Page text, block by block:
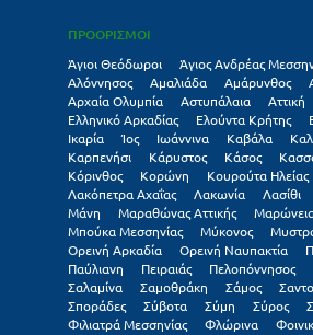
ΠΡΟΟΡΙΣΜΟΙ
Άγιοι Θεόδωροι Άγιος Ανδρέας
Αλόννησος
Αμαλιάδα Αμάρυνθος
Αρχαία Ολυμπία
Αστυπάλαια Αττική
Ελληνικό Αρκαδίας
Ελούντα Κρήτης
Ικαρία
Ίος Ιωάννινα Καβάλα
Καρπενήσι
Κάρυστος Κάσος
Κόρινθος
Κορώνη Κουρούτα Ηλείας
Λακόπετρα Αχαΐας
Λακωνία Λασίθι
Μάνη
Μαραθώνας Αττικής
Μπούκα Μεσσηνίας
Μύκονος
Ορεινή Αρκαδία
Ορεινή Ναυπακτία
Παύλιανη
Πειραιάς Πελοπόννησος
Σαλαμίνα
Σαμοθράκη Σάμος
Σποράδες
Σύβοτα Σύμη Σύρος
Φιλιατρά Μεσσηνίας
Φλώρινα